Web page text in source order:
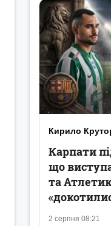
Кирило
2 серпня 08:21
Карпати
що
та